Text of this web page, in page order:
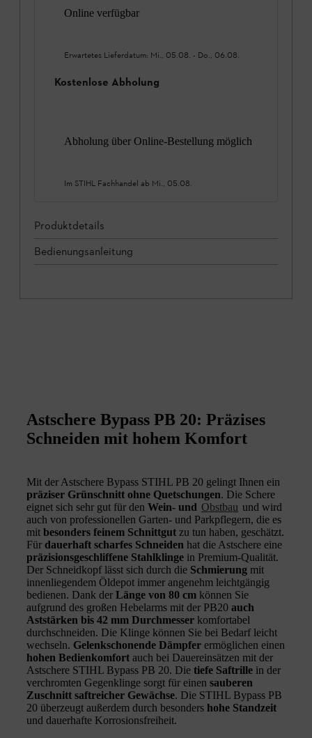
Online verfügbar
Erwartetes Lieferdatum: Mi., 05.08. - Do., 06.08.
Kostenlose Abholung
Abholung über Online-Bestellung möglich
Im STIHL Fachhandel ab Mi., 05.08.
Produktdetails
Bedienungsanleitung
Astschere Bypass PB 20: Präzises
Schneiden mit hohem Komfort
Mit der Astschere Bypass STIHL PB 20 gelingt Ihnen ein
präziser Grünschnitt ohne Quetschungen. Die Schere
eignet sich sehr gut für den Wein- und Obstbau und wird
auch von professionellen Garten- und Parkpflegern, die es
mit besonders feinem Schnittgut zu tun haben, geschätzt.
Für dauerhaft scharfes Schneiden hat die Astschere eine
präzisionsgeschliffene Stahlklinge in Premium-Qualität.
Der Schneidkopf lässt sich durch die Schmierung mit
innenliegendem Öldepot immer angenehm leichtgängig
bedienen. Dank der Länge von 80 cm können Sie
aufgrund des großen Hebelarms mit der PB20 auch
Aststärken bis 42 mm Durchmesser komfortabel
durchschneiden. Die Klinge können Sie bei Bedarf leicht
wechseln. Gelenkschonende Dämpfer ermöglichen einen
hohen Bedienkomfort auch bei Dauereinsätzen mit der
Astschere STIHL Bypass PB 20. Die tiefe Saftrille in der
verchromten Gegenklinge sorgt für einen sauberen
Zuschnitt saftreicher Gewächse. Die STIHL Bypass PB
20 überzeugt außerdem durch besonders hohe Standzeit
und dauerhafte Korrosionsfreiheit.